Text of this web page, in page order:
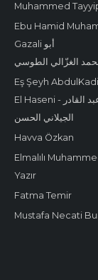
Muhammed
Ebu Hamid
Gazali أبو
الغزّالي الطوسي
Eş Şeyh
El Haseni - الشيخ عبد القادر
الجيلاني الحسن
Havva Özkan
Elmalılı
Yazır
Fatma Temir
Mustafa Necati